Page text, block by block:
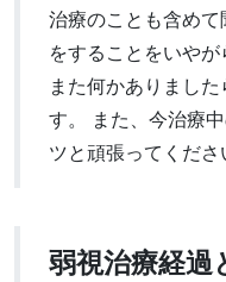
治療のことも含め
をすることをいやが
また何かありまし
す。 また、今治療
ツと頑張ってくださ
弱視治療経過